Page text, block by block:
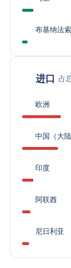
布基纳法索
进口 占
欧洲
中国（大陆
印度
阿联酋
尼日利亚